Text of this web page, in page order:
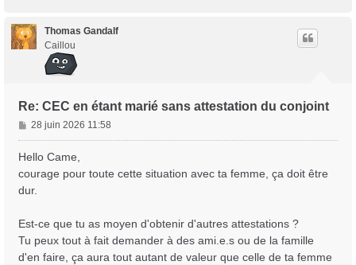
Thomas Gandalf
Caillou
Re: CEC en étant marié sans attestation du conjoint
M
e
s
g
28 juin 2026 11:58
Hello Came,
courage pour toute cette situation avec ta femme, ça doit être
dur.
Est-ce que tu as moyen d'obtenir d'autres attestations ?
Tu peux tout à fait demander à des ami.e.s ou de la famille
d'en faire, ça aura tout autant de valeur que celle de ta femme